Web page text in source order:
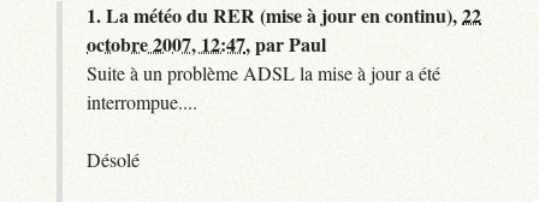
1.La météo du RER (mise à jour en continu),22
octobre 2007, 12:47,parPaul
Suite à un problème ADSL la mise à jour a été
interrompue....
Désolé